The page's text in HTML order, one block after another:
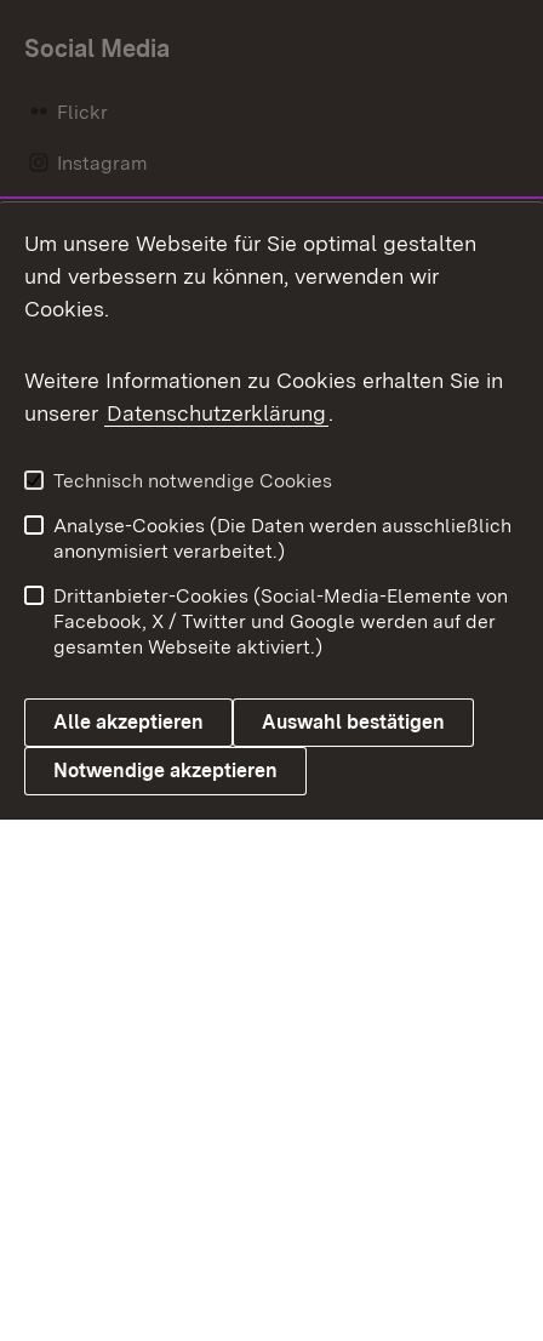
Social Media
Flickr
Instagram
Mastodon
Messenger
Social Wall
X / Twitter
Youtube
Link zum Landesportal
Benutzungshinweise
Barrierefreiheit
Datenschutz
Cookies
Um unsere Webseite für Sie optimal gestalten
und verbessern zu können, verwenden wir
Cookies.
Weitere Informationen zu Cookies erhalten Sie in
unserer Datenschutzerklärung.
Technisch notwendige Cookies
Analyse-Cookies (Die Daten werden ausschließlich
anonymisiert verarbeitet.)
Drittanbieter-Cookies (Social-Media-Elemente von
Facebook, X / Twitter und Google werden auf der
gesamten Webseite aktiviert.)
Alle akzeptieren Auswahl bestätigen
Notwendige akzeptieren